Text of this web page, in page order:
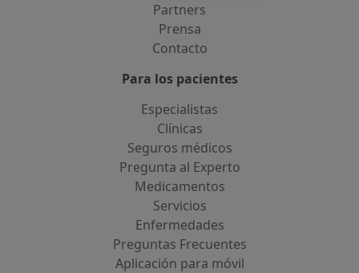
Partners
Prensa
Contacto
Para los pacientes
Especialistas
Clínicas
Seguros médicos
Pregunta al Experto
Medicamentos
Servicios
Enfermedades
Preguntas Frecuentes
Aplicación para móvil